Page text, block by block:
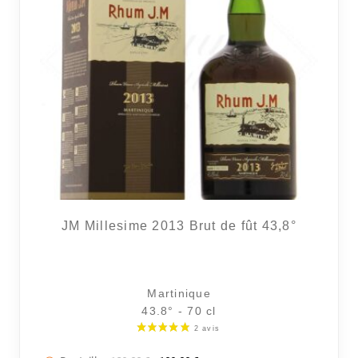
JM Millesime 2013 Brut de fût 43,8°
Martinique
43.8° - 70 cl